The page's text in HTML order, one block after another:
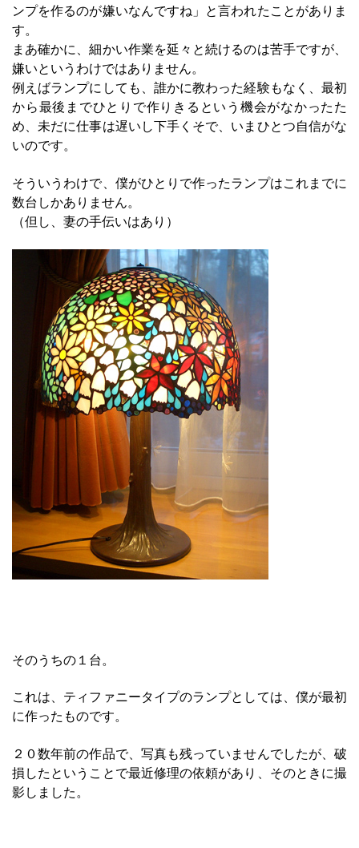
ンプを作るのが嫌いなんですね」と言われたことがありま
す。
まあ確かに、細かい作業を延々と続けるのは苦手ですが、
嫌いというわけではありません。
例えばランプにしても、誰かに教わった経験もなく、最初
から最後までひとりで作りきるという機会がなかったた
め、未だに仕事は遅いし下手くそで、いまひとつ自信がな
いのです。
そういうわけで、僕がひとりで作ったランプはこれまでに
数台しかありません。
（但し、妻の手伝いはあり）
そのうちの１台。
これは、ティファニータイプのランプとしては、僕が最初
に作ったものです。
２０数年前の作品で、写真も残っていませんでしたが、破
損したということで最近修理の依頼があり、そのときに撮
影しました。